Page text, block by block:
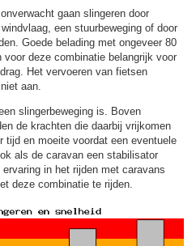
gaan slingeren door
een stuurbeweging of door
Goede belading met ongeveer 80
voor deze combinatie belangrijk voor
Het vervoeren van fietsen
aan.
slingerbeweging is. Boven
de krachten die daarbij vrijkomen
tijd en moeite voordat een eventuele
als de caravan een stabilisator
in het rijden met caravans
deze combinatie te rijden.